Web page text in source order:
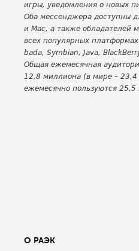
игры, уведомления о новых
Оба мессенджера доступны
и Mac, а также обладателей
всех популярных
bada, Symbian, Java,
Общая ежемесячная
12,8 миллиона (в мире – 23,4
ежемесячно пользуются 25,5
О РАЭК